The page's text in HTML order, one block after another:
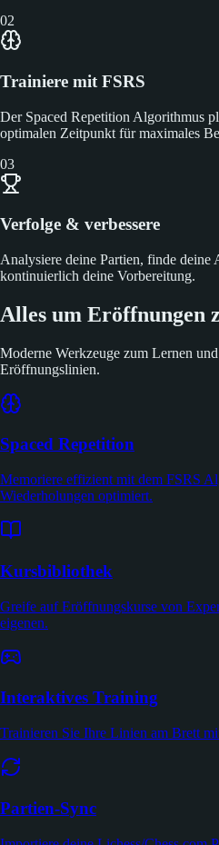
02
Trainiere mit FSRS
Der Spaced Repetition Algorithmus
optimalen Zeitpunkt für maximales
03
Verfolge & verbessere
Analysiere deine Partien, finde deine
kontinuierlich deine Vorbereitung.
Alles um Eröffnungen
Moderne Werkzeuge zum Lernen
Eröffnungslinien.
Spaced Repetition
Memoriere effizient mit dem FSRS
Wiederholungen optimiert.
Kursbibliothek
Greife auf Eröffnungskurse von
eigenen.
Interaktives Training
Trainieren Sie Ihre Linien am Brett
Partien-Sync